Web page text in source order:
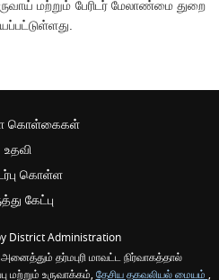
மற்றும் பேரிடர் மேலாண்மை துறை
கொள்கைகள்
உதவி
கொள்ள
கேட்பு
District Administration
தர்மபுரி மாவட்ட நிர்வாகத்தால்
மற்றும் உருவாக்கம், தேசிய தகவலியல் மையம் ,